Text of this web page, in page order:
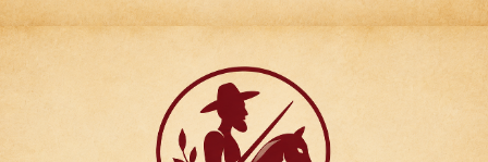
Articulos para
Regalo Torfer.